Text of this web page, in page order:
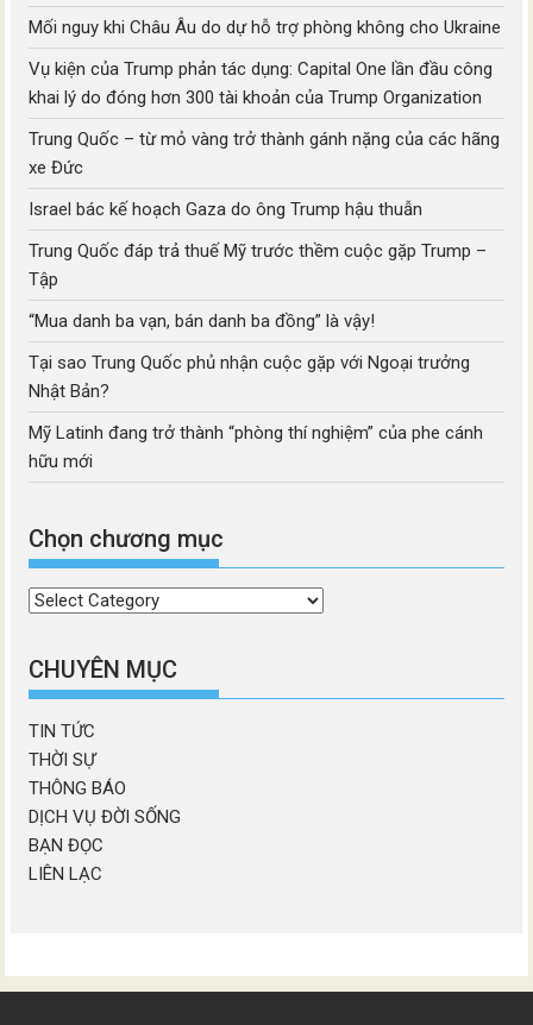
Mối nguy khi Châu Âu do dự hỗ trợ phòng không cho Ukraine
Vụ kiện của Trump phản tác dụng: Capital One lần đầu công
khai lý do đóng hơn 300 tài khoản của Trump Organization
Trung Quốc – từ mỏ vàng trở thành gánh nặng của các hãng
xe Đức
Israel bác kế hoạch Gaza do ông Trump hậu thuẫn
Trung Quốc đáp trả thuế Mỹ trước thềm cuộc gặp Trump –
Tập
“Mua danh ba vạn, bán danh ba đồng” là vậy!
Tại sao Trung Quốc phủ nhận cuộc gặp với Ngoại trưởng
Nhật Bản?
Mỹ Latinh đang trở thành “phòng thí nghiệm” của phe cánh
hữu mới
Chọn chương mục
Chọn
mục
CHUYÊN MỤC
TIN TỨC
THỜI SỰ
THÔNG BÁO
DỊCH VỤ ĐỜI SỐNG
BẠN ĐỌC
LIÊN LẠC